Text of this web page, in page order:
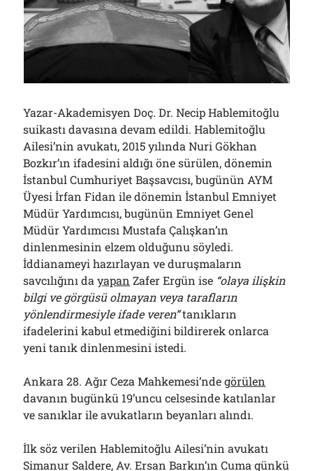
Çağırdı!..
31/07/2026
Yazar-Akademisyen Doç. Dr. Necip Hablemitoğlu
suikastı davasına devam edildi. Hablemitoğlu
Ailesi’nin avukatı, 2015 yılında Nuri Gökhan
Bozkır’ın ifadesini aldığı öne sürülen, dönemin
İstanbul Cumhuriyet Başsavcısı, bugünün AYM
Üyesi İrfan Fidan ile dönemin İstanbul Emniyet
Müdür Yardımcısı, bugünün Emniyet Genel
Müdür Yardımcısı Mustafa Çalışkan’ın
dinlenmesinin elzem olduğunu söyledi.
İddianameyi hazırlayan ve duruşmaların
savcılığını dayapan Zafer Ergün ise “olaya ilişkin
bilgi ve görgüsü olmayan veya tarafların
yönlendirmesiyle ifade veren”tanıkların
ifadelerini kabul etmediğini bildirerek onlarca
yeni tanık dinlenmesini istedi.
Ankara 28. Ağır Ceza Mahkemesi’ndegörülen
davanın bugünkü 19’uncu celsesinde katılanlar
ve sanıklar ile avukatların beyanları alındı.
İlk söz verilen Hablemitoğlu Ailesi’nin avukatı
Simanur Saldere, Av. Ersan Barkın’ın Cuma günkü